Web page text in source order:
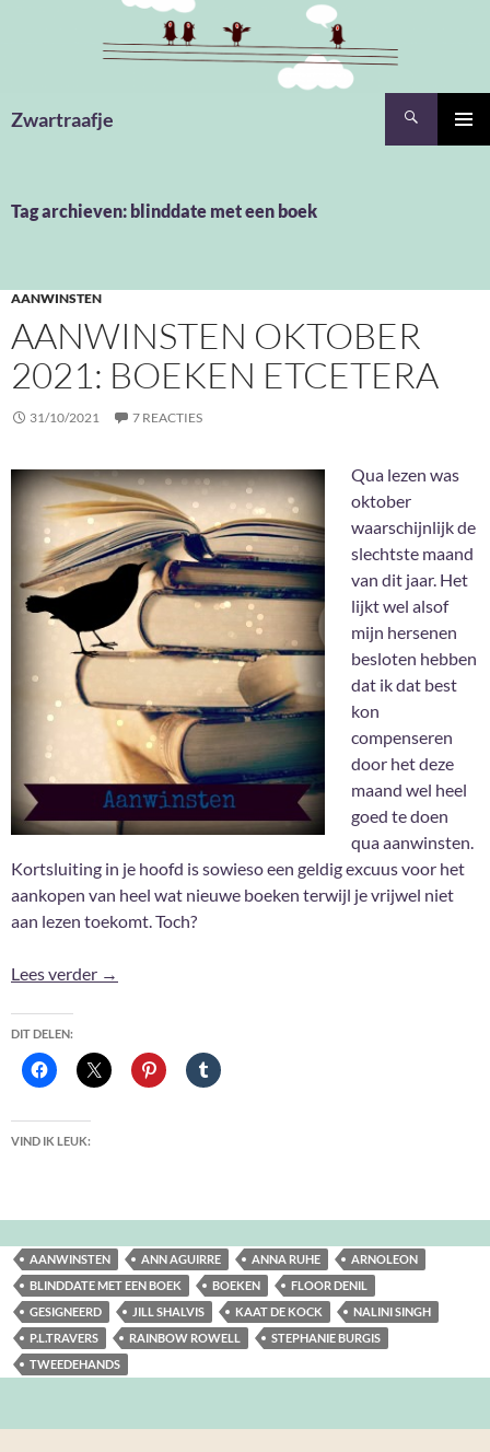
Zwartraafje
Tag archieven: blinddate met een boek
AANWINSTEN
AANWINSTEN OKTOBER
2021: BOEKEN ETCETERA
31/10/2021 7 REACTIES
Qua lezen was
oktober
waarschijnlijk de
slechtste maand
van dit jaar. Het
lijkt wel alsof
mijn hersenen
besloten hebben
dat ik dat best
kon
compenseren
door het deze
maand wel heel
goed te doen
qua aanwinsten.
Kortsluiting in je hoofd is sowieso een geldig excuus voor het
aankopen van heel wat nieuwe boeken terwijl je vrijwel niet
aan lezen toekomt. Toch?
Lees verder Aanwinsten Oktober 2021: Boeken etcetera
→
DIT DELEN:
VIND IK LEUK:
AANWINSTEN ANN AGUIRRE ANNA RUHE
ARNOLEON
BLINDDATE MET EEN BOEK
BOEKEN
FLOOR DENIL
GESIGNEERD
JILL SHALVIS KAAT DE KOCK
NALINI SINGH
P.L.TRAVERS
RAINBOW ROWELL
STEPHANIE BURGIS
TWEEDEHANDS